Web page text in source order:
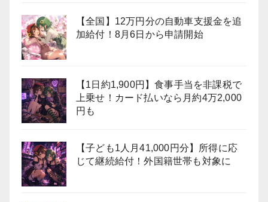
【全国】12万円分の自動車支援金を追
加給付！8月6日から申請開始
【1日約1,900円】食事手当を非課税で
上乗せ！カード払いなら月約4万2,000
円も
【子ども1人月41,000円分】所得に応
じて継続給付！外国籍世帯も対象に